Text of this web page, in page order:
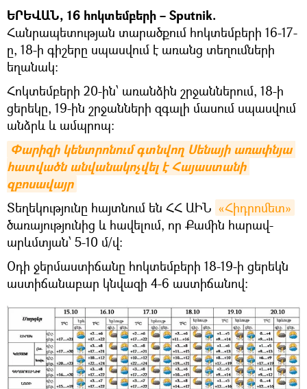
ԵՐԵՎԱՆ, 16 հոկտեմբերի – Sputnik.
Հանրապետության տարածքում հոկտեմբերի 16-17-
ը, 18-ի գիշերը սպասվում է առանց տեղումների
եղանակ։
Հոկտեմբերի 20-ին՝ առանձին շրջաններում, 18-ի
ցերեկը, 19-ին շրջանների զգալի մասում սպասվում
անձրև և ամպրոպ։
Փարիզի կենտրոնում գտնվող Սենայի առափնյա
հատվածն անվանակոչվել է Հայաստանի
զբոսավայր
Տեղեկությունը հայտնում են ՀՀ ԱԻՆ «Հիդրոմետ»
ծառայությունից և հավելում, որ Քամին հարավ-
արևմտյան՝ 5-10 մ/վ:
Օդի ջերմաստիճանը հոկտեմբերի 18-19-ի ցերեկն
աստիճանաբար կնվազի 4-6 աստիճանով: